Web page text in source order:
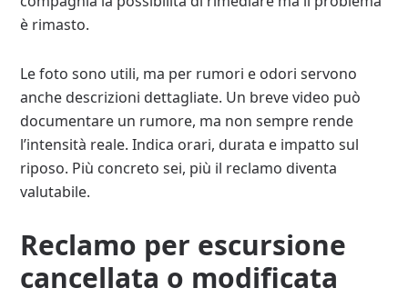
è rimasto.
Le foto sono utili, ma per rumori e odori servono
anche descrizioni dettagliate. Un breve video può
documentare un rumore, ma non sempre rende
l’intensità reale. Indica orari, durata e impatto sul
riposo. Più concreto sei, più il reclamo diventa
valutabile.
Reclamo per escursione
cancellata o modificata